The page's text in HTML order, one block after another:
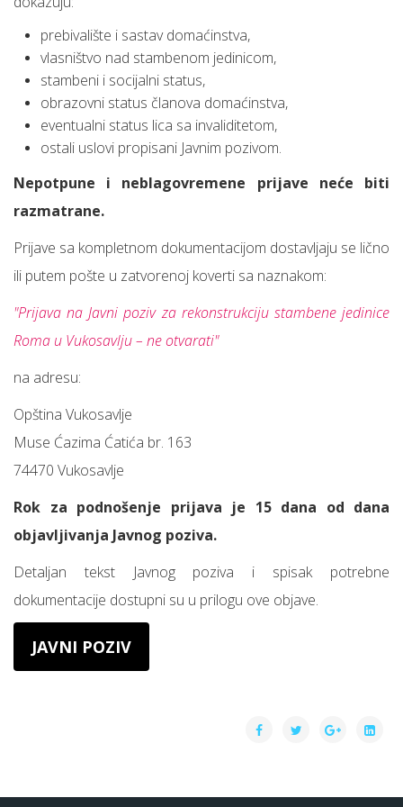
prebivalište i sastav domaćinstva,
vlasništvo nad stambenom jedinicom,
stambeni i socijalni status,
obrazovni status članova domaćinstva,
eventualni status lica sa invaliditetom,
ostali uslovi propisani Javnim pozivom.
Nepotpune i neblagovremene prijave neće biti
razmatrane.
Prijave sa kompletnom dokumentacijom dostavljaju se lično
ili putem pošte u zatvorenoj koverti sa naznakom:
"Prijava na Javni poziv za rekonstrukciju stambene jedinice
Roma u Vukosavlju – ne otvarati"
na adresu:
Opština Vukosavlje
Muse Ćazima Ćatića br. 163
74470 Vukosavlje
Rok za podnošenje prijava je 15 dana od dana
objavljivanja Javnog poziva.
Detaljan tekst Javnog poziva i spisak potrebne
dokumentacije dostupni su u prilogu ove objave.
JAVNI POZIV